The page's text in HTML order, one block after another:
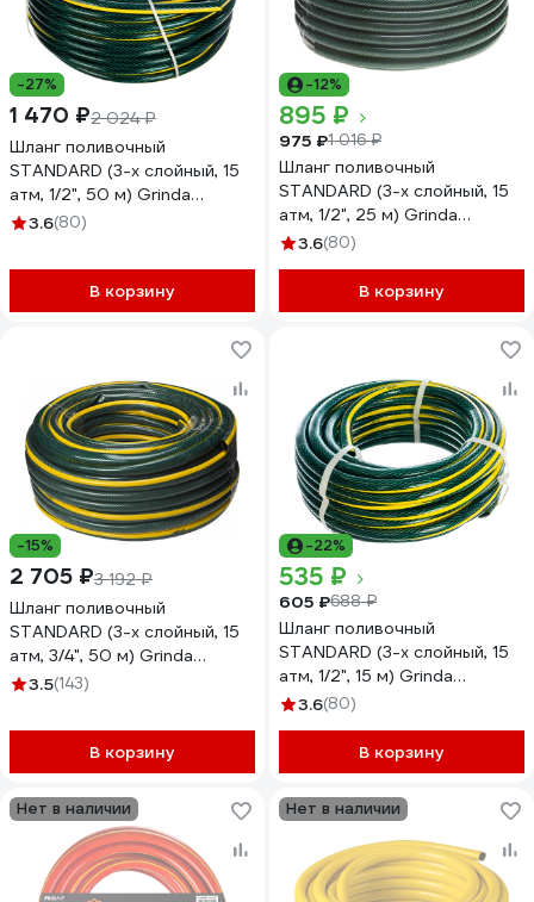
-27%
1 470 ₽2 024 ₽
Шланг поливочный
STANDARD (3-х слойный, 15
атм, 1/2", 50 м) Grinda
429000-1/2-50
3.6(80)
В корзину
-12%
895 ₽
975 ₽1 016 ₽
Шланг поливочный
STANDARD (3-х слойный, 15
атм, 1/2", 25 м) Grinda
429000-1/2-25
3.6(80)
В корзину
-15%
2 705 ₽3 192 ₽
Шланг поливочный
STANDARD (3-х слойный, 15
атм, 3/4", 50 м) Grinda
429000-3/4-50
3.5(143)
В корзину
-22%
535 ₽
605 ₽688 ₽
Шланг поливочный
STANDARD (3-х слойный, 15
атм, 1/2", 15 м) Grinda
429000-1/2-15
3.6(80)
В корзину
Нет в наличии Нет в наличии